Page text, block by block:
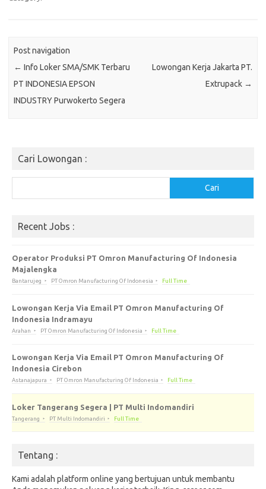
Post navigation
← Info Loker SMA/SMK Terbaru
PT INDONESIA EPSON
INDUSTRY Purwokerto Segera
Lowongan Kerja Jakarta PT.
Extrupack →
Cari Lowongan :
Cari
Recent Jobs :
Operator Produksi PT Omron Manufacturing Of Indonesia
Majalengka
Bantarujeg PT Omron Manufacturing Of Indonesia Full Time
Lowongan Kerja Via Email PT Omron Manufacturing Of
Indonesia Indramayu
Arahan PT Omron Manufacturing Of Indonesia Full Time
Lowongan Kerja Via Email PT Omron Manufacturing Of
Indonesia Cirebon
Astanajapura PT Omron Manufacturing Of Indonesia Full Time
Loker Tangerang Segera | PT Multi Indomandiri
Tangerang PT Multi Indomandiri Full Time
Tentang :
Kami adalah platform online yang bertujuan untuk membantu